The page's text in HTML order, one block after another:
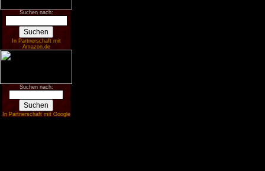
Suchen nach:
In Partnerschaft mit
Amazon.de
Suchen nach:
In Partnerschaft mit Google